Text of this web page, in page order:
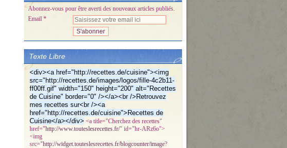
Abonnez-vous pour être averti des nouveaux articles publiés.
Email
Texte Libre
<div><a href="http://recettes.de/cuisine"><img
src="http://recettes.de/images/logos/fille-4c2b11-
ff00ff.gif" width="150" height="200" alt="Recettes
de Cuisine" border="0" /></a><br />Retrouvez
mes recettes sur<br /><a
href="http://recettes.de/cuisine">Recettes de
Cuisine</a></div> <a title="Cherchez des recettes"
href="http://www.touteslesrecettes.fr/" id="hr-ARz6o">
<img
src="http://widget.touteslesrecettes.fr/blogcounter/image?